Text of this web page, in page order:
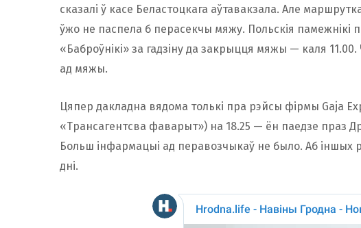
сказалі ў касе Беластоцкага аўтавакзала. Але
ўжо не паспела б перасекчы мяжу. Польскія памежнікі
«Баброўнікі» за гадзіну да закрыцця мяжы — каля
ад мяжы.
Цяпер дакладна вядома толькі пра рэйсы фірмы Gaja
«Трансагентсва фаварыт») на 18.25 — ён паедзе праз
Больш інфармацыі ад перавозчыкаў не было. Аб іншых
дні.